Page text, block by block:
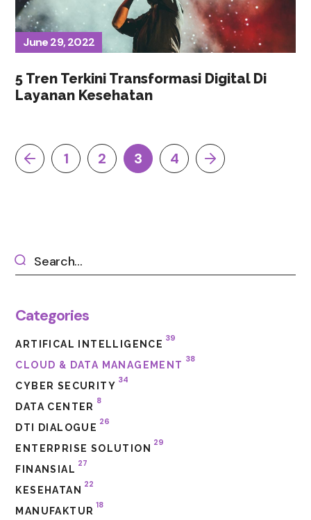
June 29, 2022
5 Tren Terkini Transformasi Digital Di
Layanan Kesehatan
1 2 3 4
Categories
ARTIFICAL INTELLIGENCE
39
CLOUD & DATA MANAGEMENT
38
CYBER SECURITY
34
DATA CENTER
8
DTI DIALOGUE
26
ENTERPRISE SOLUTION
29
FINANSIAL
27
KESEHATAN
22
MANUFAKTUR
18